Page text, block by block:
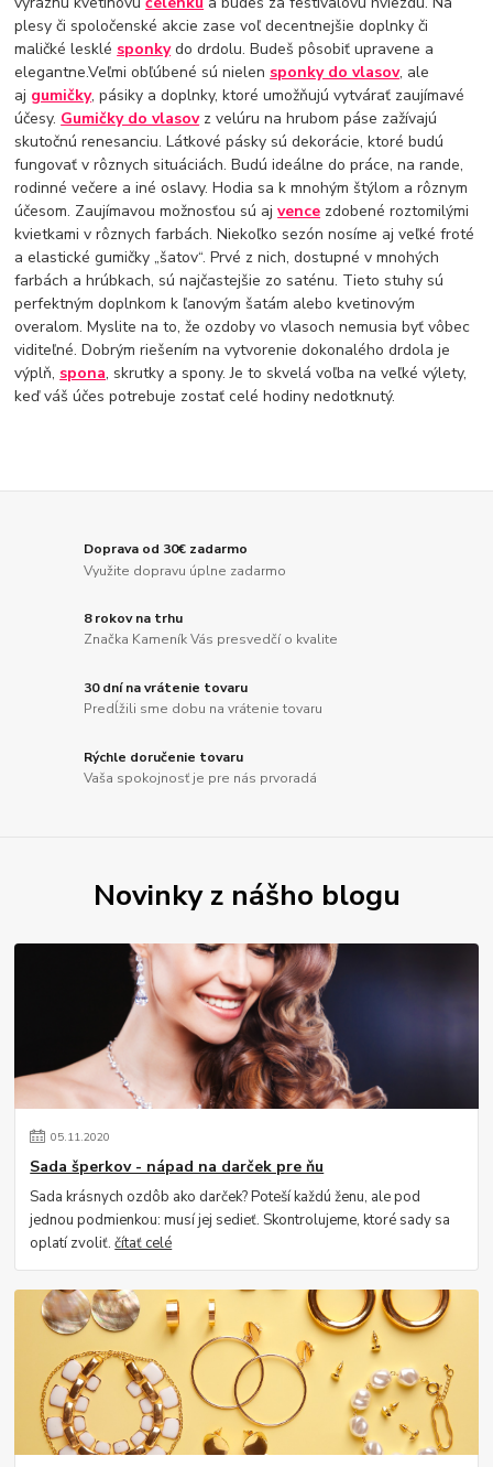
plesy či spoločenské akcie zase voľ decentnejšie doplnky či
maličké lesklé sponkydo drdolu. Budeš pôsobiť upravene a
elegantne.Veľmi obľúbené sú nielen sponky do vlasov, ale
aj gumičky, pásiky a doplnky, ktoré umožňujú vytvárať zaujímavé
účesy. Gumičky do vlasovz velúru na hrubom páse zažívajú
skutočnú renesanciu. Látkové pásky sú dekorácie, ktoré budú
fungovať v rôznych situáciách. Budú ideálne do práce, na rande,
rodinné večere a iné oslavy. Hodia sa k mnohým štýlom a rôznym
účesom. Zaujímavou možnosťou sú ajvence zdobené roztomilými
kvietkami v rôznych farbách. Niekoľko sezón nosíme aj veľké froté
a elastické gumičky „šatov“. Prvé z nich, dostupné v mnohých
farbách a hrúbkach, sú najčastejšie zo saténu. Tieto stuhy sú
perfektným doplnkom k ľanovým šatám alebo kvetinovým
overalom. Myslite na to, že ozdoby vo vlasoch nemusia byť vôbec
viditeľné. Dobrým riešením na vytvorenie dokonalého drdola je
výplň, spona, skrutky a spony. Je to skvelá voľba na veľké výlety,
keď váš účes potrebuje zostať celé hodiny nedotknutý.
Doprava od 30€ zadarmo
Využite dopravu úplne zadarmo
8 rokov na trhu
Značka Kameník Vás presvedčí o kvalite
30 dní na vrátenie tovaru
Predĺžili sme dobu na vrátenie tovaru
Rýchle doručenie tovaru
Vaša spokojnosť je pre nás prvoradá
Novinky z nášho blogu
05.11.2020
Sada šperkov - nápad na darček pre ňu
Sada krásnych ozdôb ako darček? Poteší každú ženu, ale pod
jednou podmienkou: musí jej sedieť. Skontrolujeme, ktoré sady sa
oplatí zvoliť.čítať celé